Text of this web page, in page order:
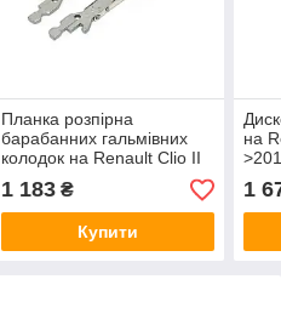
Планка розпірна
барабанних гальмівних
колодок на Renault Clio II
(Оригінал) - 6001551408
1 183₴
Купити
на
1